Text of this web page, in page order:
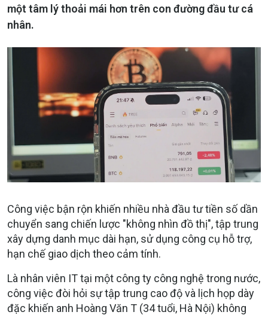
một tâm lý thoải mái hơn trên con đường đầu tư cá
nhân.
Công việc bận rộn khiến nhiều nhà đầu tư tiền số dần
chuyển sang chiến lược "không nhìn đồ thị", tập trung
xây dựng danh mục dài hạn, sử dụng công cụ hỗ trợ,
hạn chế giao dịch theo cảm tính.
Là nhân viên IT tại một công ty công nghệ trong nước,
công việc đòi hỏi sự tập trung cao độ và lịch họp dày
đặc khiến anh Hoàng Văn T (34 tuổi, Hà Nội) không